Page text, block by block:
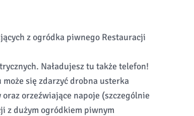
z ogródka piwnego Restauracji
Naładujesz tu także telefon!
się zdarzyć drobna usterka
orzeźwiające napoje (szczególnie
z dużym ogródkiem piwnym